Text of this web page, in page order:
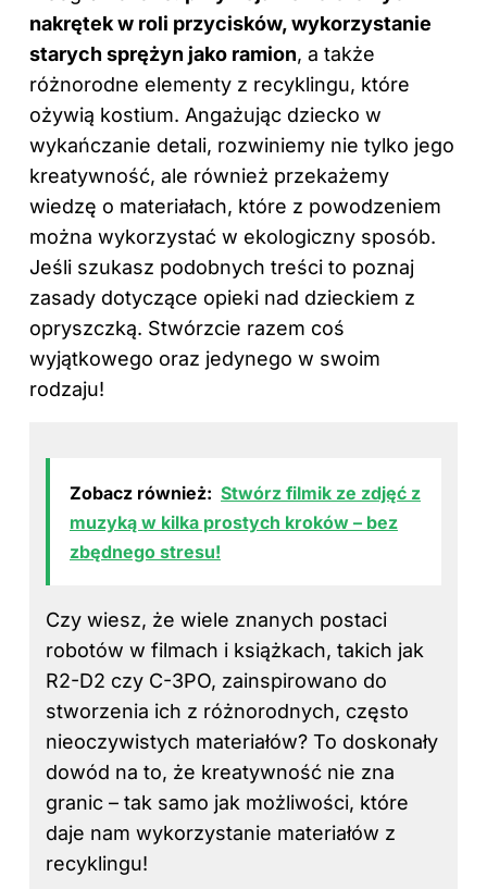
nakrętek w roli przycisków, wykorzystanie
starych sprężyn jako ramion, a także
różnorodne elementy z recyklingu, które
ożywią kostium. Angażując dziecko w
wykańczanie detali, rozwiniemy nie tylko jego
kreatywność, ale również przekażemy
wiedzę o materiałach, które z powodzeniem
można wykorzystać w ekologiczny sposób.
Jeśli szukasz podobnych treści to poznaj
zasady dotyczące opieki nad dzieckiem z
opryszczką. Stwórzcie razem coś
wyjątkowego oraz jedynego w swoim
rodzaju!
Zobacz również: Stwórz filmik ze zdjęć z
muzyką w kilka prostych kroków – bez
zbędnego stresu!
Czy wiesz, że wiele znanych postaci
robotów w filmach i książkach, takich jak
R2-D2 czy C-3PO, zainspirowano do
stworzenia ich z różnorodnych, często
nieoczywistych materiałów? To doskonały
dowód na to, że kreatywność nie zna
granic – tak samo jak możliwości, które
daje nam wykorzystanie materiałów z
recyklingu!